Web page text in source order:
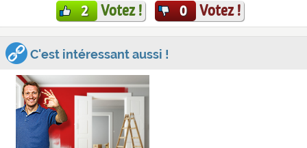
2 Votez ! 0 Votez !
C'est intéressant aussi !